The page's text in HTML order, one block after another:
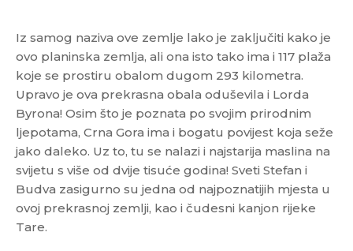
Iz samog naziva ove zemlje lako je zaključiti kako je
ovo planinska zemlja, ali ona isto tako ima i 117 plaža
koje se prostiru obalom dugom 293 kilometra.
Upravo je ova prekrasna obala oduševila i Lorda
Byrona! Osim što je poznata po svojim prirodnim
ljepotama, Crna Gora ima i bogatu povijest koja seže
jako daleko. Uz to, tu se nalazi i najstarija maslina na
svijetu s više od dvije tisuće godina! Sveti Stefan i
Budva zasigurno su jedna od najpoznatijih mjesta u
ovoj prekrasnoj zemlji, kao i čudesni kanjon rijeke
Tare.